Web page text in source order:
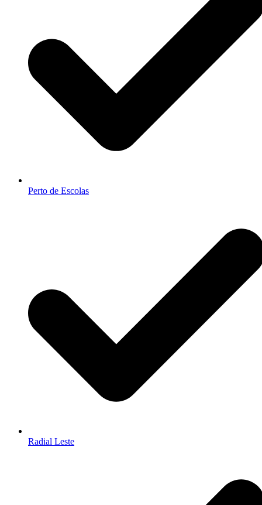
Perto de Escolas
Radial Leste